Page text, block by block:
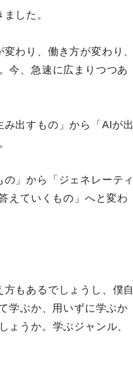
した。
わり、働き方が変わり、
今、急速に広まりつつあ
出すもの」から「AIが出
」から「ジェネレーティ
えていくもの」へと変わ
方もあるでしょうし、僕自
学ぶか、用いずに学ぶか
ょうか。学ぶジャンル、